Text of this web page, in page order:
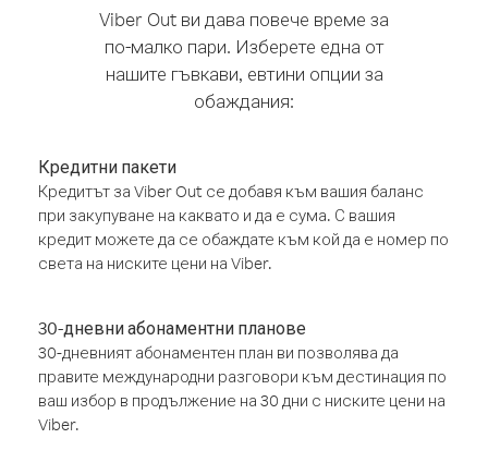
Viber Out ви дава повече време за
по-малко пари. Изберете една от
нашите гъвкави, евтини опции за
обаждания:
Кредитни пакети
Кредитът за Viber Out се добавя към вашия баланс
при закупуване на каквато и да е сума. С вашия
кредит можете да се обаждате към кой да е номер по
света на ниските цени на Viber.
30-дневни абонаментни планове
30-дневният абонаментен план ви позволява да
правите международни разговори към дестинация по
ваш избор в продължение на 30 дни с ниските цени на
Viber.